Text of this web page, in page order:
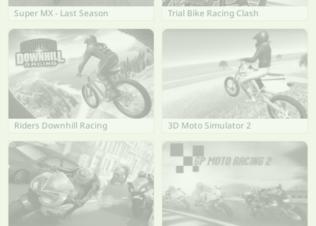
Super MX - Last Season Trial Bike Racing Clash
Riders Downhill Racing 3D Moto Simulator 2